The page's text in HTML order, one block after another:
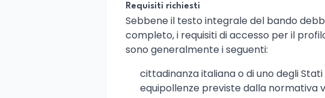
Requisiti richiesti
Sebbene il testo integrale del bando
completo, i requisiti di accesso per il
sono generalmente i seguenti:
cittadinanza italiana o di uno degli
equipollenze previste dalla normativa